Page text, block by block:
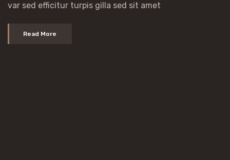
var sed efficitur turpis gilla sed sit amet
Read More